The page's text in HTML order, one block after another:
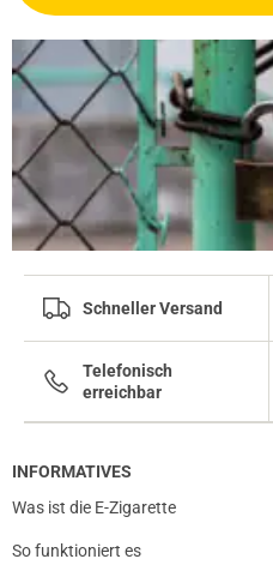
Schneller Versand
Telefonisch
erreichbar
INFORMATIVES
Was ist die E-Zigarette
So funktioniert es